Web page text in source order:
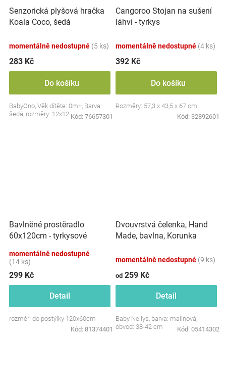
Senzorická plyšová hračka
Koala Coco, šedá
momentálně nedostupné (5 ks)
283 Kč
Do košíku
BabyOno, Věk dítěte: 0m+, Barva:
šedá, rozměry: 12x12 cm.
Kód: 76657301
Cangoroo Stojan na sušení
láhví - tyrkys
momentálně nedostupné (4 ks)
392 Kč
Do košíku
Rozměry: 57,3 x 43,5 x 67 cm
Kód: 32892601
Bavlněné prostěradlo
60x120cm - tyrkysové
momentálně nedostupné
(14 ks)
299 Kč
Detail
rozměr: do postýlky 120x60cm
Kód: 81374401
Dvouvrstvá čelenka, Hand
Made, bavlna, Korunka
momentálně nedostupné (9 ks)
od 259 Kč
Detail
Baby Nellys, barva: malinová,
obvod: 38-42 cm
Kód: 05414302